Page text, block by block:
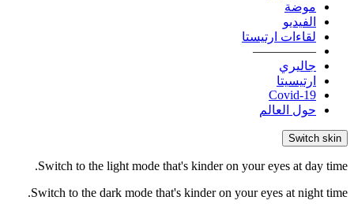
موضة
الفيديو
لقاءات ارتيستا
—————
جاليري
ارتيسيتا
Covid-19
حول العالم
Switch skin
Switch to the light mode that's kinder on your eyes at day time.
Switch to the dark mode that's kinder on your eyes at night time.